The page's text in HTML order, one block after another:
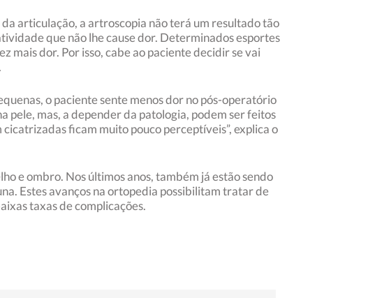
articulação, a artroscopia não terá um resultado tão
que não lhe cause dor. Determinados esportes
mais dor. Por isso, cabe ao paciente decidir se vai
o paciente sente menos dor no pós-operatório
pele, mas, a depender da patologia, podem ser feitos
ficam muito pouco perceptíveis”, explica o
e ombro. Nos últimos anos, também já estão sendo
Estes avanços na ortopedia possibilitam tratar de
taxas de complicações.